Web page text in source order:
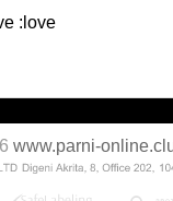
:love
www.parni-